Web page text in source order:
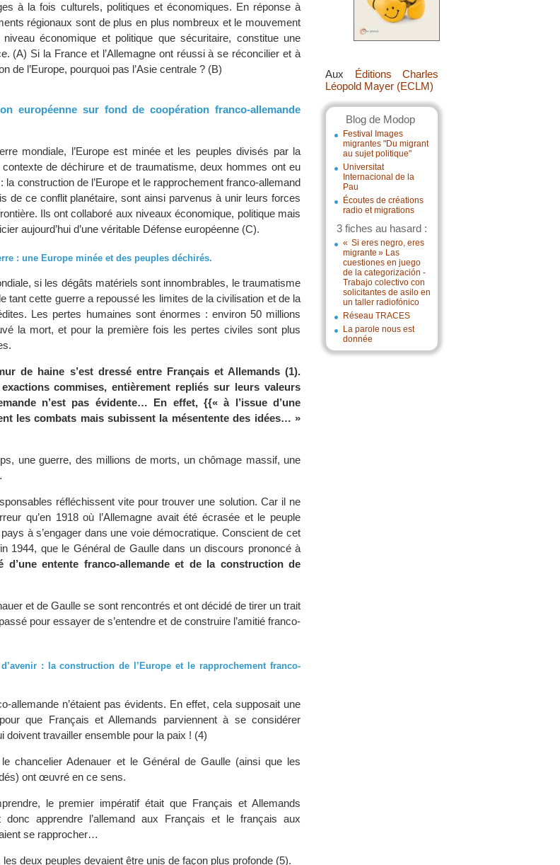
Aux Éditions Charles
Léopold Mayer (ECLM)
Blog de Modop
Festival Images
migrantes "Du migrant
au sujet politique"
Universitat
Internacional de la
Pau
Écoutes de créations
radio et migrations
3 fiches au hasard :
« Si eres negro, eres
migrante » Las
cuestiones en juego
de la categorización -
Trabajo colectivo con
solicitantes de asilo en
un taller radiofónico
Réseau TRACES
La parole nous est
donnée
à la fois culturels, politiques et économiques. En réponse à
régionaux sont de plus en plus nombreux et le mouvement
niveau économique et politique que sécuritaire, constitue une
(A) Si la France et l’Allemagne ont réussi à se réconcilier et à
de l’Europe, pourquoi pas l’Asie centrale ? (B)
européenne sur fond de coopération franco-allemande
mondiale, l’Europe est minée et les peuples divisés par la
de déchirure et de traumatisme, deux hommes ont eu
la construction de l’Europe et le rapprochement franco-allemand
de ce conflit planétaire, sont ainsi parvenus à unir leurs forces
Ils ont collaboré aux niveaux économique, politique mais
aujourd’hui d’une véritable Défense européenne (C).
: une Europe minée et des peuples déchirés.
si les dégâts matériels sont innombrables, le traumatisme
tant cette guerre a repoussé les limites de la civilisation et de la
Les pertes humaines sont énormes : environ 50 millions
la mort, et pour la première fois les pertes civiles sont plus
de haine s’est dressé entre Français et Allemands (1).
commises, entièrement repliés sur leurs valeurs
n’est pas évidente… En effet, {{« à l’issue d’une
les combats mais subissent la mésentente des idées… »
une guerre, des millions de morts, un chômage massif, une
réfléchissent vite pour trouver une solution. Car il ne
qu’en 1918 où l’Allemagne avait été écrasée et le peuple
à s’engager dans une voie démocratique. Conscient de cet
1944, que le Général de Gaulle dans un discours prononcé à
d’une entente franco-allemande et de la construction de
et de Gaulle se sont rencontrés et ont décidé de tirer un trait
pour essayer de s’entendre et de construire l’amitié franco-
: la construction de l’Europe et le rapprochement franco-
allemande n’étaient pas évidents. En effet, cela supposait une
que Français et Allemands parviennent à se considérer
travailler ensemble pour la paix ! (4)
chancelier Adenauer et le Général de Gaulle (ainsi que les
ont œuvré en ce sens.
le premier impératif était que Français et Allemands
apprendre l’allemand aux Français et le français aux
se rapprocher…
deux peuples devaient être unis de façon plus profonde (5).